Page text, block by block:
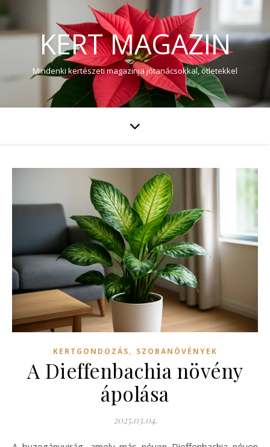
KERT MAGAZIN
Mindenki kertészeti magazinja jótanácsokkal, ötletekkel
KERTGONDOZÁS, SZOBANÖVÉNYEK
A Dieffenbachia növény
ápolása
2025.03.04.